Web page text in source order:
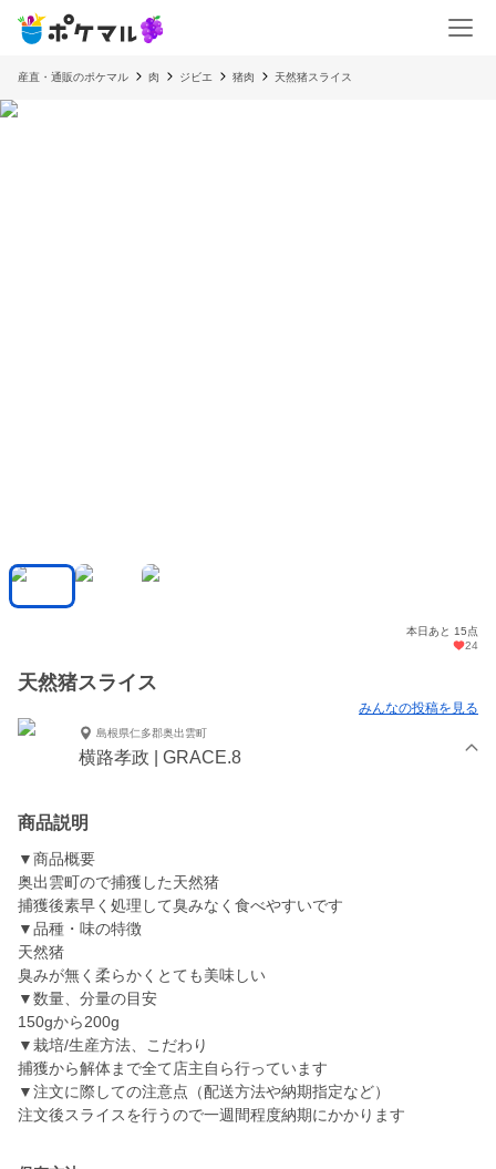
産直・通販のポケマル 肉 ジビエ 猪肉 天然猪スライス
本日あと 15点
24
天然猪スライス
みんなの投稿を見る
島根県仁多郡奥出雲町
横路孝政 | GRACE.8
商品説明
▼商品概要
奥出雲町ので捕獲した天然猪
捕獲後素早く処理して臭みなく食べやすいです
▼品種・味の特徴
天然猪
臭みが無く柔らかくとても美味しい
▼数量、分量の目安
150gから200g
▼栽培/生産方法、こだわり
捕獲から解体まで全て店主自ら行っています
▼注文に際しての注意点（配送方法や納期指定など）
注文後スライスを行うので一週間程度納期にかかります